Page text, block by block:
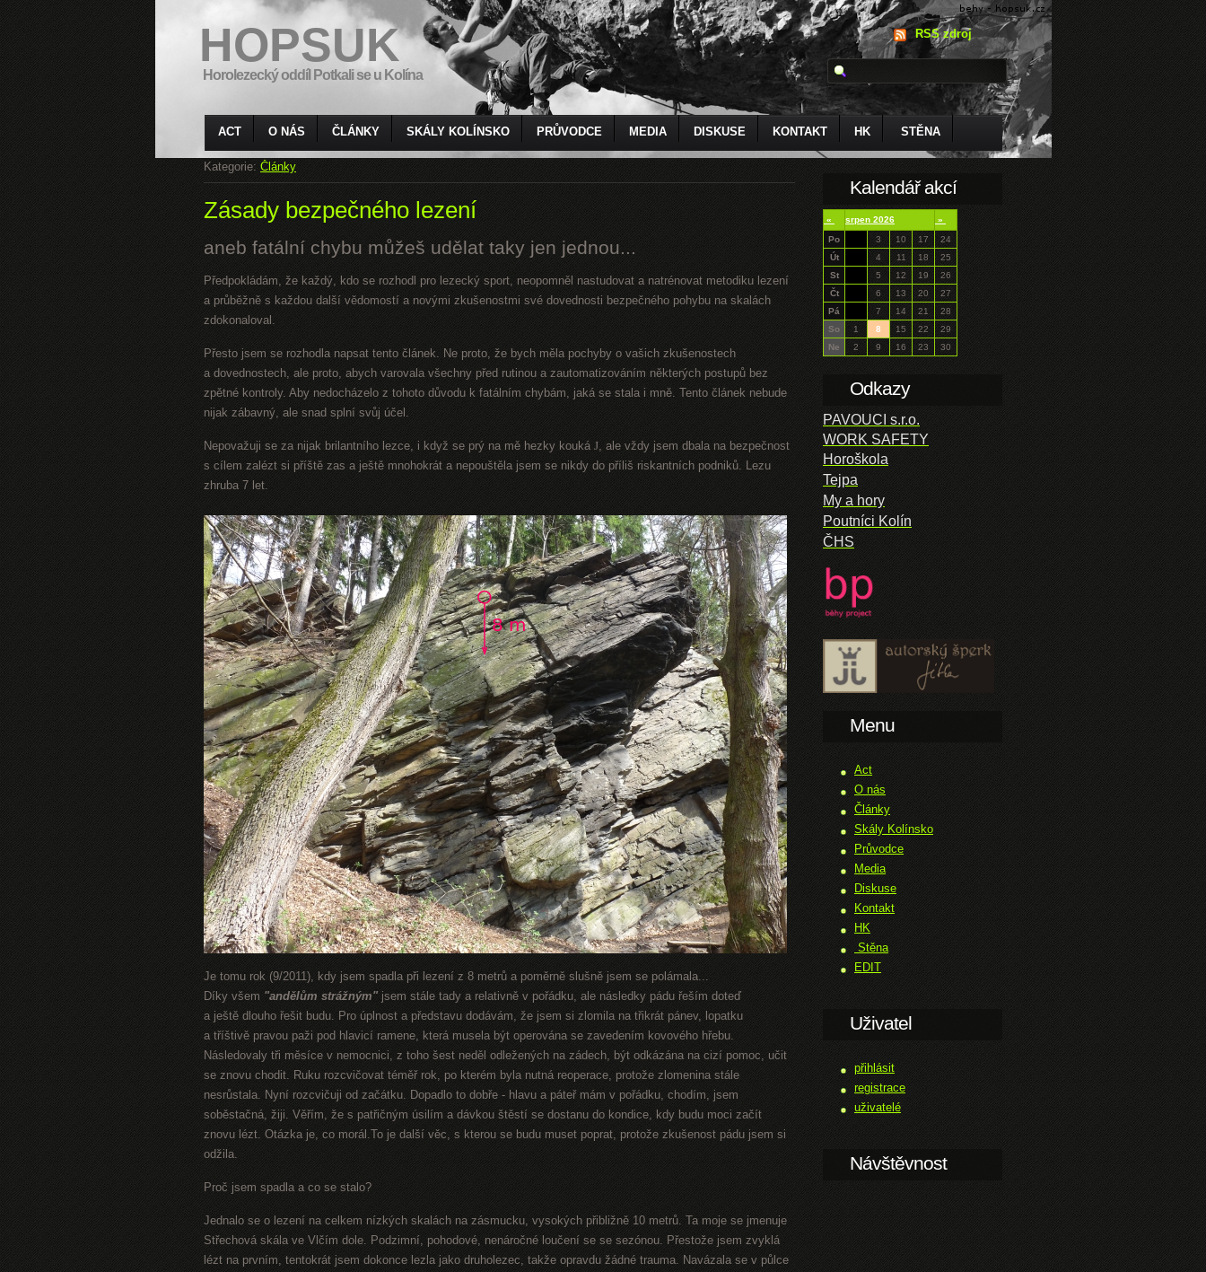
HOPSUK
Horolezecký oddíl Potkali se u Kolína
RSS zdroj
ACT O NÁS ČLÁNKY SKÁLY KOLÍNSKO PRŮVODCE MEDIA DISKUSE KONTAKT HK STĚNA
Kategorie: Články
Zásady bezpečného lezení
aneb fatální chybu můžeš udělat taky jen jednou...
Předpokládám, že každý, kdo se rozhodl pro lezecký sport, neopomněl nastudovat a natrénovat metodiku lezení
a průběžně s každou další vědomostí a novými zkušenostmi své dovednosti bezpečného pohybu na skalách
zdokonaloval.
Přesto jsem se rozhodla napsat tento článek. Ne proto, že bych měla pochyby o vašich zkušenostech
a dovednostech, ale proto, abych varovala všechny před rutinou a zautomatizováním některých postupů bez
zpětné kontroly. Aby nedocházelo z tohoto důvodu k fatálním chybám, jaká se stala i mně. Tento článek nebude
nijak zábavný, ale snad splní svůj účel.
Nepovažuji se za nijak brilantního lezce, i když se prý na mě hezky kouká J, ale vždy jsem dbala na bezpečnost
s cílem zalézt si příště zas a ještě mnohokrát a nepouštěla jsem se nikdy do příliš riskantních podniků. Lezu
zhruba 7 let.
Je tomu rok (9/2011), kdy jsem spadla při lezení z 8 metrů a poměrně slušně jsem se polámala...
Díky všem "andělům strážným"jsem stále tady a relativně v pořádku, ale následky pádu řeším doteď
a ještě dlouho řešit budu. Pro úplnost a představu dodávám, že jsem si zlomila na třikrát pánev, lopatku
a tříštivě pravou paži pod hlavicí ramene, která musela být operována se zavedením kovového hřebu.
Následovaly tři měsíce v nemocnici, z toho šest neděl odležených na zádech, být odkázána na cizí pomoc, učit
se znovu chodit. Ruku rozcvičovat téměř rok, po kterém byla nutná reoperace, protože zlomenina stále
nesrůstala. Nyní rozcvičuji od začátku. Dopadlo to dobře - hlavu a páteř mám v pořádku, chodím, jsem
soběstačná, žiji. Věřím, že s patřičným úsilím a dávkou štěstí se dostanu do kondice, kdy budu moci začít
znovu lézt. Otázka je, co morál.To je další věc, s kterou se budu muset poprat, protože zkušenost pádu jsem si
odžila.
Proč jsem spadla a co se stalo?
Jednalo se o lezení na celkem nízkých skalách na zásmucku, vysokých přibližně 10 metrů. Ta moje se jmenuje
Střechová skála ve Vlčím dole. Podzimní, pohodové, nenáročné loučení se se sezónou. Přestože jsem zvyklá
lézt na prvním, tentokrát jsem dokonce lezla jako druholezec, takže opravdu žádné trauma. Navázala se v půlce
Kalendář akcí
« srpen 2026
»
Po
3 10 17
24
Út
4 11 18
25
St
5 12 19
26
Čt
6 13 20
27
Pá
7 14 21
28
So
1 8 15 22
29
Ne
2 9 16 23 30
Odkazy
PAVOUCI s.r.o.
WORK SAFETY
Horoškola
Tejpa
My a hory
Poutníci Kolín
ČHS
Menu
Act
O nás
Články
Skály Kolínsko
Průvodce
Media
Diskuse
Kontakt
HK
Stěna
EDIT
Uživatel
přihlásit
registrace
uživatelé
Návštěvnost